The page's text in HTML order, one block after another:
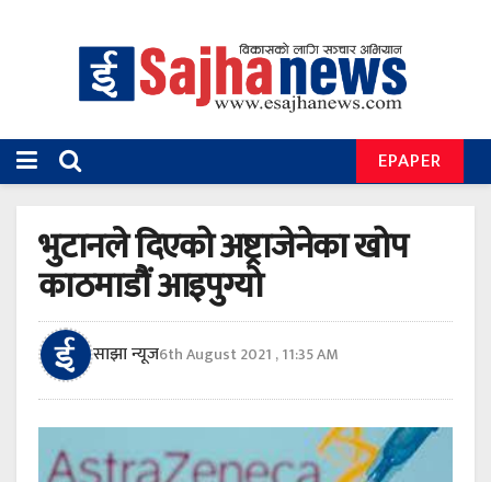
EPAPER
भुटानले दिएको अष्ट्राजेनेका खोप
काठमाडौं आइपुग्यो
साझा न्यूज6th August 2021 , 11:35 AM